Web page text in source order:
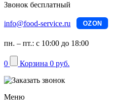
Звонок бесплатный
info@food-service.ru OZON
пн. – пт.: с 10:00 до 18:00
0 Корзина 0 руб.
Меню